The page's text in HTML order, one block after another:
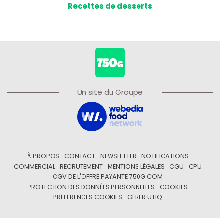
Recettes de desserts
Un site du Groupe
À PROPOS CONTACT NEWSLETTER
NOTIFICATIONS
COMMERCIAL
RECRUTEMENT MENTIONS LÉGALES CGU
CPU
CGV DE L'OFFRE PAYANTE 750G.COM
PROTECTION DES DONNÉES PERSONNELLES
COOKIES
PRÉFÉRENCES COOKIES
GÉRER UTIQ